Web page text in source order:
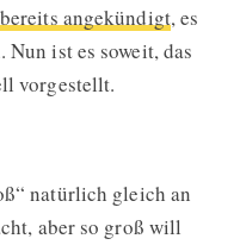
angekündigt, es
ist es soweit, das
vorgestellt.
natürlich gleich an
aber so groß will